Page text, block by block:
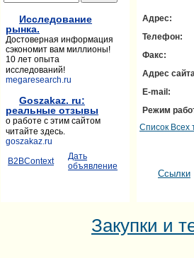
Адрес:
Телефон:
Факс:
Адрес
E-mail:
Режим
Список Всех
Ссылки
Исследование
рынка.
Достоверная информация
сэкономит вам миллионы!
10 лет опыта
исследований!
megaresearch.ru
Goszakaz. ru:
реальные отзывы
о работе с этим сайтом
читайте здесь.
goszakaz.ru
B2BContext
Дать
объявление
Закупки и